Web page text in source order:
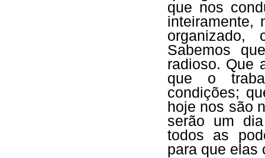
que nos
inteiramente,
Sabemos
radioso. Que
que o
condições;
hoje nos são
serão um
todos as
para que elas